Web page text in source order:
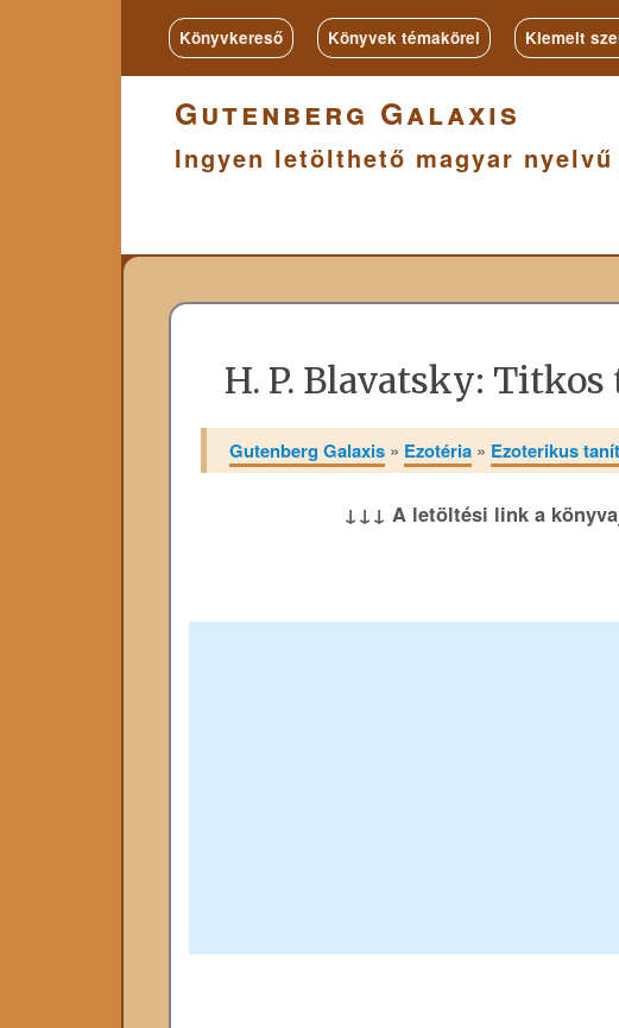
Könyvkereső Könyvek témakörei Kiemelt
Gutenberg Galaxis
Ingyen letölthető magyar
H. P. Blavatsky: Titkos
Gutenberg Galaxis » Ezotéria » Ezoterikus
↓↓↓ A letöltési link a